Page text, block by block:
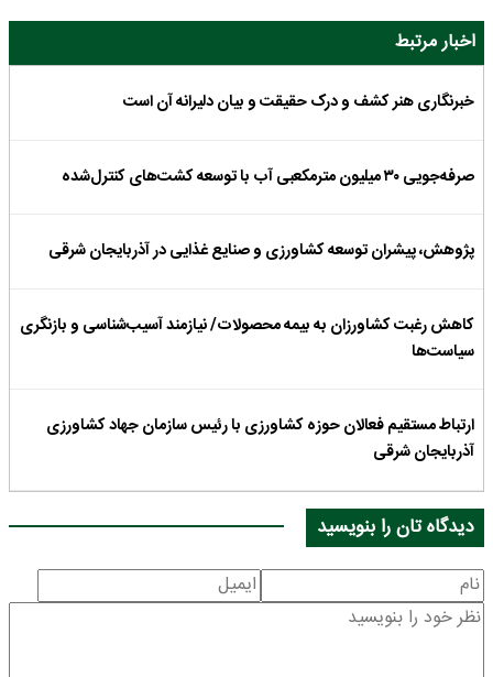
اخبار مرتبط
خبرنگاری هنر کشف و درک حقیقت و بیان دلیرانه آن است
صرفه‌جویی ۳۰ میلیون مترمکعبی آب با توسعه کشت‌های کنترل‌شده
پژوهش، پیشران توسعه کشاورزی و صنایع غذایی در آذربایجان شرقی
کاهش رغبت کشاورزان به بیمه محصولات/ نیازمند آسیب‌شناسی و بازنگری
سیاست‌ها
ارتباط مستقیم فعالان حوزه کشاورزی با رئیس سازمان جهاد کشاورزی
آذربایجان شرقی
دیدگاه تان را بنویسید